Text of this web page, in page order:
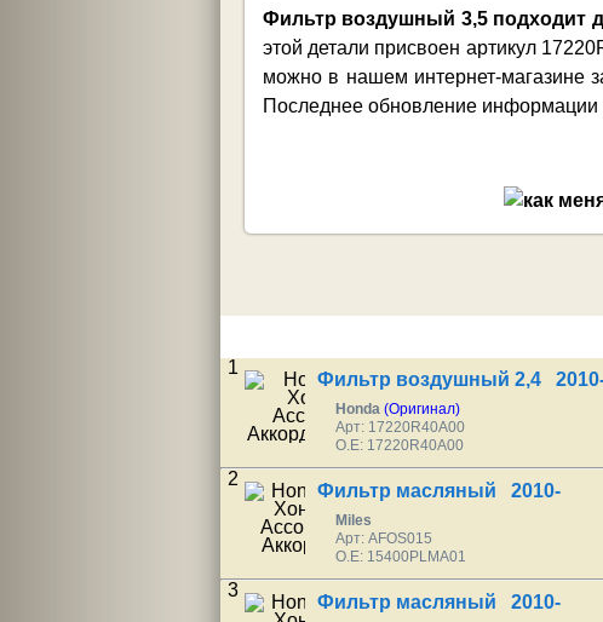
Фильтр воздушный 3,5 подходит
этой детали присвоен артикул
можно в нашем интернет-магазине
Последнее обновление информации
1
Фильтр воздушный 2,4
Honda (Оригинал)
Арт: 17220R40A00
O.E: 17220R40A00
2
Фильтр масляный 2010-
Miles
Арт: AFOS015
O.E: 15400PLMA01
3
Фильтр масляный 2010-